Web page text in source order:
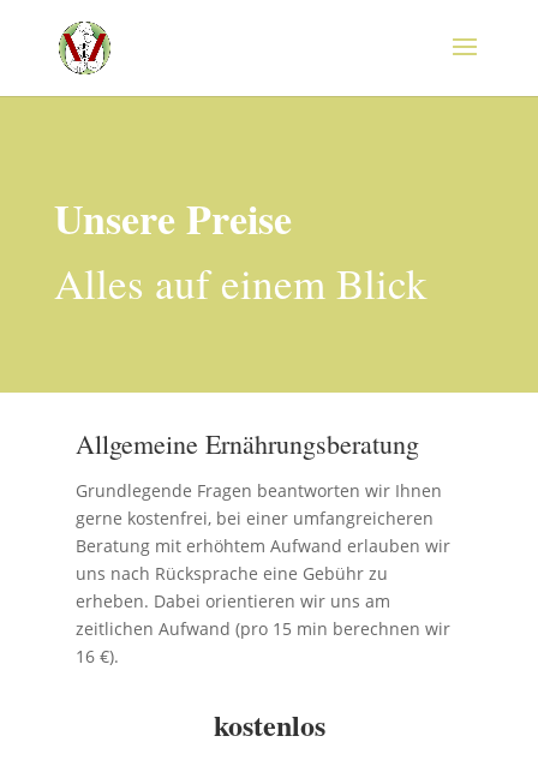
Unsere Preise
Alles auf einem Blick
Allgemeine Ernährungsberatung
Grundlegende Fragen beantworten wir Ihnen
gerne kostenfrei, bei einer umfangreicheren
Beratung mit erhöhtem Aufwand erlauben wir
uns nach Rücksprache eine Gebühr zu
erheben. Dabei orientieren wir uns am
zeitlichen Aufwand (pro 15 min berechnen wir
16 €).
kostenlos